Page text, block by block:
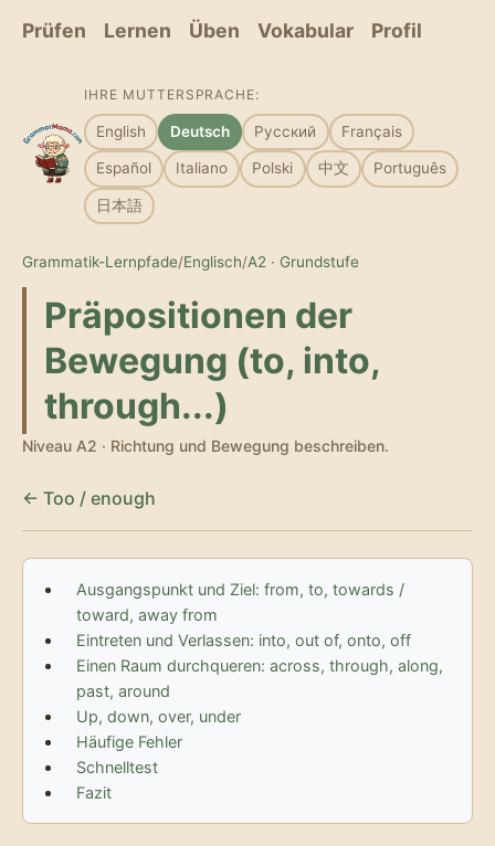
Prüfen Lernen Üben Vokabular Profil
IHRE MUTTERSPRACHE:
English Deutsch Русский Français
Español Italiano Polski 中文 Português
日本語
Grammatik-Lernpfade/Englisch/A2 · Grundstufe
Präpositionen der
Bewegung (to, into,
through...)
Niveau A2 · Richtung und Bewegung beschreiben.
← Too / enough
Ausgangspunkt und Ziel: from, to, towards /
toward, away from
Eintreten und Verlassen: into, out of, onto, off
Einen Raum durchqueren: across, through, along,
past, around
Up, down, over, under
Häufige Fehler
Schnelltest
Fazit